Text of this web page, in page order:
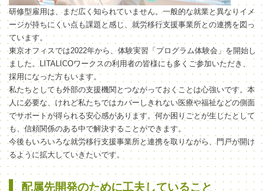
研修型雇用は、まだ広く知られていません。一般的な就業と異なりイメ
ージが持ちにくい点も課題と感じ、就労移行支援事業所との連携を図っ
ています。
東京オフィスでは2022年から、体験実習「プログラム体験会」を開始し
ました。LITALICOワークスの利用者の皆様にも多くご参加いただき、
採用になった方もいます。
私たちとしても外部の支援機関とつながっておくことは心強いです。本
人に必要な、けれど私たちではカバーしきれない医療や福祉などの側面
でサポートが得られる安心感があります。何か困りごとが生じたとして
も、信頼関係のある中で解決することができます。
今後もいろいろな就労移行支援事業所と連携を取りながら、門戸が開け
るように拡大していきたいです。
配属先開発のために工夫していること